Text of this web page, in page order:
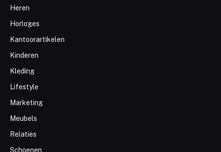
Heren
Horloges
Kantoorartikelen
Kinderen
Kleding
Lifestyle
Marketing
Meubels
Relaties
Schoenen